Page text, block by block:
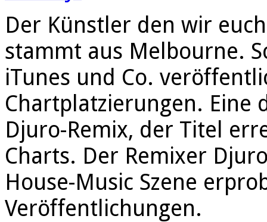
Der Künstler den wir
stammt aus Melbourne.
iTunes und Co.
Chartplatzierungen. Eine
Djuro-Remix, der Titel
Charts. Der Remixer
House-Music Szene
Veröffentlichungen.